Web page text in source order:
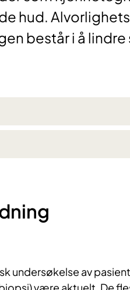
hud.
består i å
undersøkelse av